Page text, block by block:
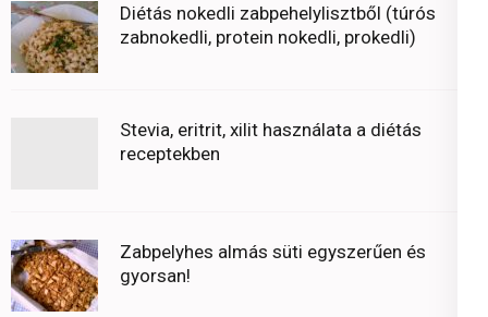
Diétás nokedli zabpehelylisztből (túrós
zabnokedli, protein nokedli, prokedli)
Stevia, eritrit, xilit használata a diétás
receptekben
Zabpelyhes almás süti egyszerűen és
gyorsan!